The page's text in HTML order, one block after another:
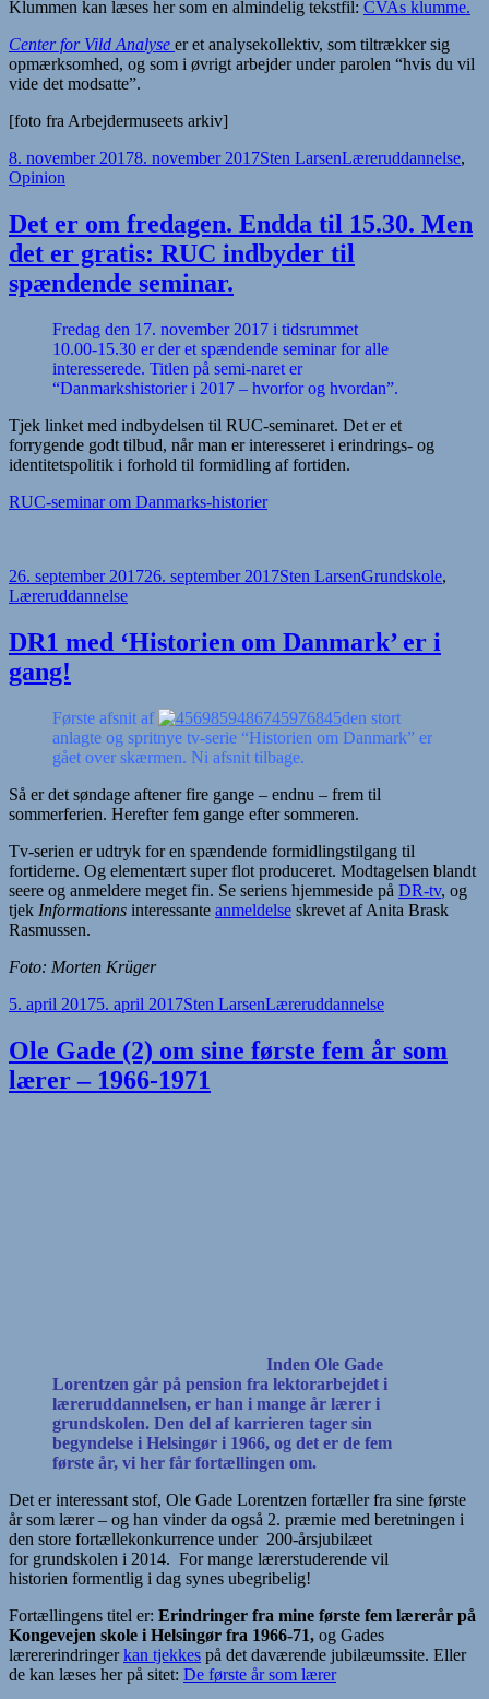
Klummen kan læses her som en almindelig tekstfil: CVAs klumme.
Center for Vild Analyse er et analysekollektiv, som tiltrækker sig
opmærksomhed, og som i øvrigt arbejder under parolen “hvis du vil
vide det modsatte”.
[foto fra Arbejdermuseets arkiv]
Udgivet
i
8. november 20178. november 2017Forfatter
Sten LarsenKategorier
Læreruddannelse,
Opinion
Det er om fredagen. Endda til 15.30. Men
det er gratis: RUC indbyder til
spændende seminar.
Fredag den 17. november 2017 i tidsrummet
10.00-15.30 er der et spændende seminar for alle
interesserede. Titlen på semi-naret er
“Danmarkshistorier i 2017 – hvorfor og hvordan”.
Tjek linket med indbydelsen til RUC-seminaret. Det er et
forrygende godt tilbud, når man er interesseret i erindrings- og
identitetspolitik i forhold til formidling af fortiden.
RUC-seminar om Danmarks-historier
Udgivet
i
26. september 201726. september 2017Forfatter
Sten LarsenKategorier
Grundskole,
Læreruddannelse
DR1 med ‘Historien om Danmark’ er i
gang!
Første afsnit af
den stort
anlagte og spritnye tv-serie “Historien om Danmark” er
gået over skærmen. Ni afsnit tilbage.
Så er det søndage aftener fire gange – endnu – frem til
sommerferien. Herefter fem gange efter sommeren.
Tv-serien er udtryk for en spændende formidlingstilgang til
fortiderne. Og elementært super flot produceret. Modtagelsen blandt
seere og anmeldere meget fin. Se seriens hjemmeside på DR-tv, og
tjek Informations interessante anmeldelse skrevet af Anita Brask
Rasmussen.
Foto: Morten Krüger
Udgivet
5. april 20175. april 2017Forfatter
Sten LarsenKategorier
Læreruddannelse
Ole Gade (2) om sine første fem år som
lærer – 1966-1971
Inden Ole Gade
Lorentzen går på pension fra lektorarbejdet i
læreruddannelsen, er han i mange år lærer i
grundskolen. Den del af karrieren tager sin
begyndelse i Helsingør i 1966, og det er de fem
første år, vi her får fortællingen om.
Det er interessant stof, Ole Gade Lorentzen fortæller fra sine første
år som lærer – og han vinder da også 2. præmie med beretningen i
den store fortællekonkurrence under 200-årsjubilæet
for grundskolen i 2014. For mange lærerstuderende vil
historien formentlig i dag synes ubegribelig!
Fortællingens titel er: Erindringer fra mine første fem lærerår på
Kongevejen skole i Helsingør fra 1966-71, og Gades
lærererindringerkan tjekkes på det daværende jubilæumssite. Eller
de kan læses her på sitet: De første år som lærer